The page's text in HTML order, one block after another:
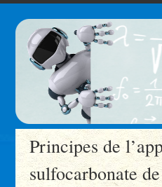
Principes de
sulfocarbonate